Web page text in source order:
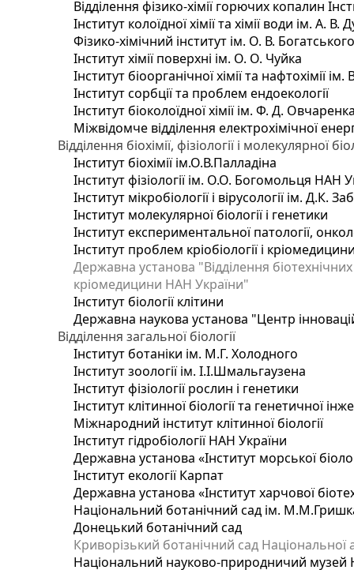
Відділення фізико-хімії горючих копалин
Інститут колоїдної хімії та хімії води ім. А.
Фізико-хімічний інститут ім. О. В.
Інститут хімії поверхні ім. О. О. Чуйка
Інститут біоорганічної хімії та нафтохімії
Інститут сорбції та проблем ендоекології
Інститут біоколоїдної хімії ім. Ф. Д.
Міжвідомче відділення електрохімічної
Відділення біохімії, фізіології і молекулярної
Інститут біохімії ім.О.В.Палладіна
Інститут фізіології ім. О.О. Богомольця НАН
Інститут мікробіології і вірусології ім. Д.К.
Інститут молекулярної біології і генетики
Інститут експериментальної патології,
Інститут проблем кріобіології і
Державна установа "Відділення
кріомедицини НАН України"
Інститут біології клітини
Державна наукова установа "Центр
Відділення загальної біології
Інститут ботаніки ім. М.Г. Холодного
Інститут зоології ім. І.І.Шмальгаузена
Інститут фізіології рослин і генетики
Інститут клітинної біології та генетичної
Міжнародний інститут клітинної біології
Інститут гідробіології НАН України
Державна установа «Інститут морської
Інститут екології Карпат
Державна установа «Інститут харчової
Національний ботанічний сад ім.
Донецький ботанічний сад
Криворізький ботанічний сад Національної
Національний науково-природничий музей